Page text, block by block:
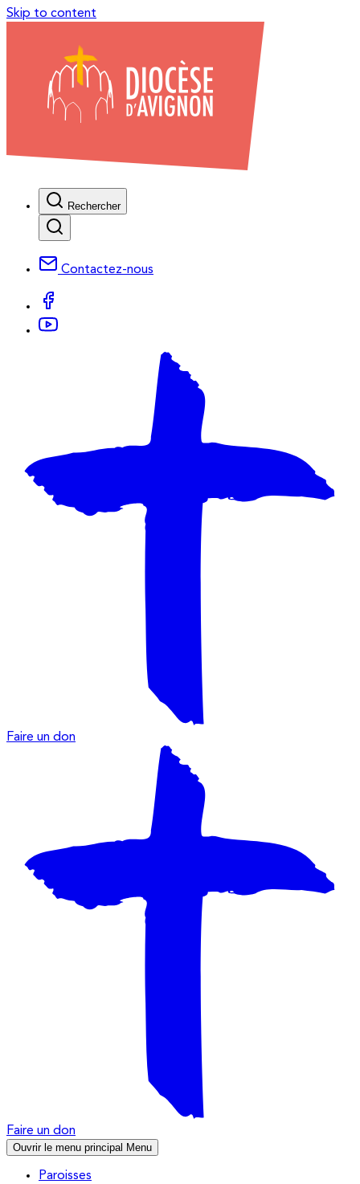
Skip to content
Rechercher
Contactez-nous
Faire un don
Faire un don
Ouvrir le menu principal Menu
Paroisses